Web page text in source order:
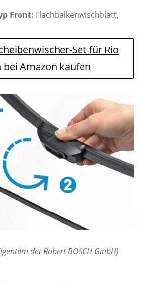
Front: Flachbalkenwischblatt,
Set für Rio
bei Amazon kaufen
der Robert BOSCH GmbH)